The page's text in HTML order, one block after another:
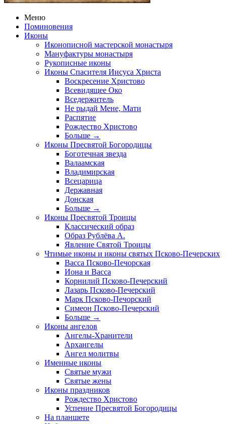
Меню
Поминовения
Иконы
Иконописной мастерской монастыря
Мануфактуры монастыря
Рукописные иконы
Иконы Спасителя Иисуса Христа
Воскресение Христово
Всевидящее Око
Вседержитель
Не рыдай Мене, Мати
Распятие
Рождество Христово
Больше →
Иконы Пресвятой Богородицы
Боготечная звезда
Валаамская
Владимирская
Всецарица
Державная
Донская
Больше →
Иконы Пресвятой Троицы
Классический образ
Образ Рублёва А.
Явление Святой Троицы
Чтимые иконы и иконы святых Псково-Печерских
Васса Псково-Печорская
Иона и Васса
Корнилий Псково-Печерский
Лазарь Псково-Печерский
Марк Псково-Печорский
Симеон Псково-Печерский
Больше →
Иконы ангелов
Ангелы-Хранители
Архангелы
Ангел молитвы
Именные иконы
Святые мужи
Святые жены
Иконы праздников
Рождество Христово
Успение Пресвятой Богородицы
На планшете